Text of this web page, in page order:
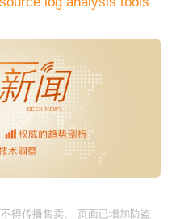
得传播售卖。 页面已增加防盗